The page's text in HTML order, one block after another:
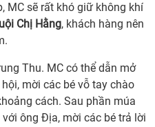
9.
Kết
MC
Thu
với
MC sẽ rất khó giữ không khí
Chị Hằng, khách hàng nên
Thu. MC có thể dẫn mở
mời các bé vỗ tay chào
cách. Sau phần múa
ông Địa, mời các bé trả lời